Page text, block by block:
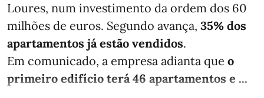
Loures, num investimento da ordem dos 60
milhões de euros. Segundo avança, 35% dos
apartamentos já estão vendidos.
Em comunicado, a empresa adianta que o
primeiro edifício terá 46 apartamentos e ...